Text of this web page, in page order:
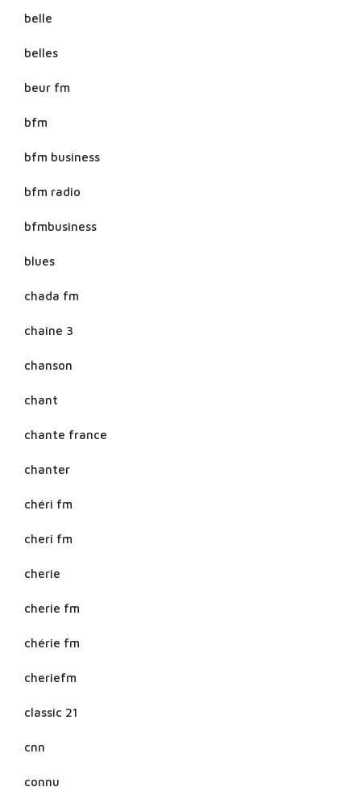
belle
belles
beur fm
bfm
bfm business
bfm radio
bfmbusiness
blues
chada fm
chaine 3
chanson
chant
chante france
chanter
chéri fm
cheri fm
cherie
cherie fm
chérie fm
cheriefm
classic 21
cnn
connu